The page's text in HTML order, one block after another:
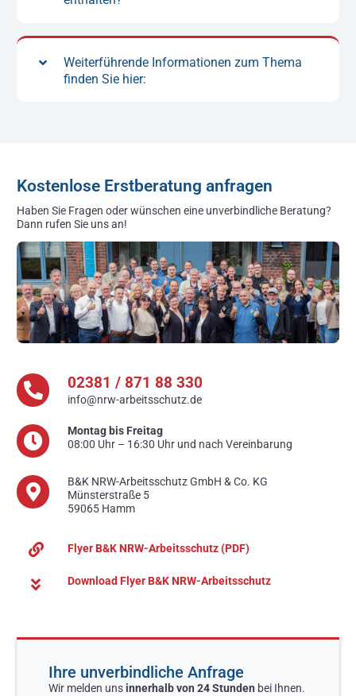
Weiterführende Informationen zum Thema
finden Sie hier:
Kostenlose Erstberatung anfragen
Haben Sie Fragen oder wünschen eine unverbindliche Beratung?
Dann rufen Sie uns an!
02381 / 871 88 330
info@nrw-arbeitsschutz.de
Montag bis Freitag
08:00 Uhr – 16:30 Uhr und nach Vereinbarung
B&K NRW-Arbeitsschutz GmbH & Co. KG
Münsterstraße 5
59065 Hamm
Flyer B&K NRW-Arbeitsschutz (PDF)
Download Flyer B&K NRW-Arbeitsschutz
Ihre unverbindliche Anfrage
Wir melden unsinnerhalb von 24 Stunden bei Ihnen.